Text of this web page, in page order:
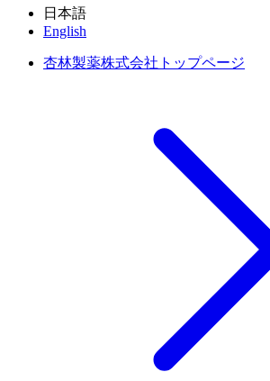
日本語
English
杏林製薬株式会社トップページ